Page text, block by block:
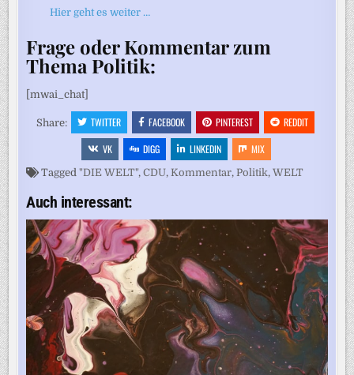
Hier geht es weiter …
Frage oder Kommentar zum
Thema Politik:
[mwai_chat]
Share: TWITTER FACEBOOK PINTEREST
REDDIT
VK
DIGG LINKEDIN MIX
Tagged"DIE WELT",CDU,Kommentar,Politik,WELT
Auch interessant: